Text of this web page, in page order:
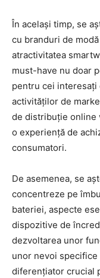
În același timp, se
cu branduri de
atractivitatea
must-have nu doar
pentru cei interesați
activităților de
de distribuție online
o experiență de
consumatori.
De asemenea, se
concentreze pe
bateriei, aspecte
dispozitive de
dezvoltarea unor
unor nevoi
diferențiator crucial